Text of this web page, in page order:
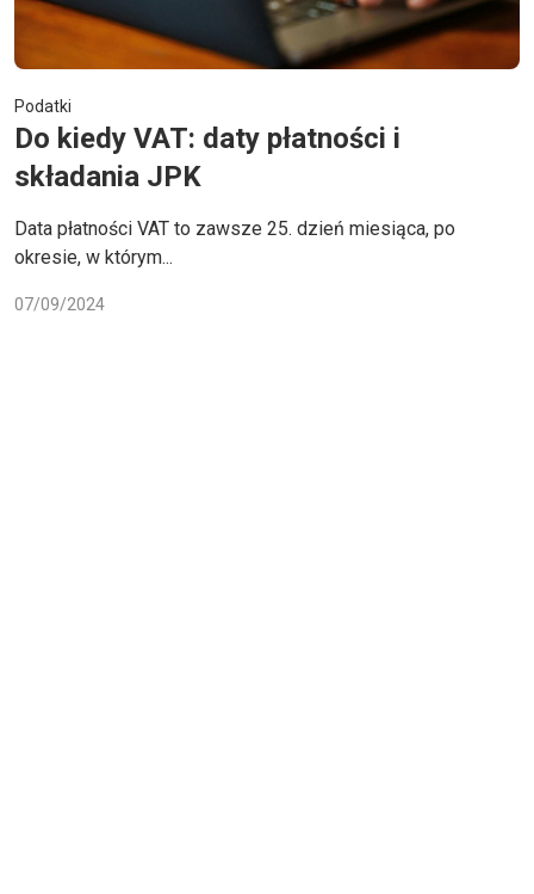
Podatki
Do kiedy VAT: daty płatności i
składania JPK
Data płatności VAT to zawsze 25. dzień miesiąca, po
okresie, w którym...
07/09/2024